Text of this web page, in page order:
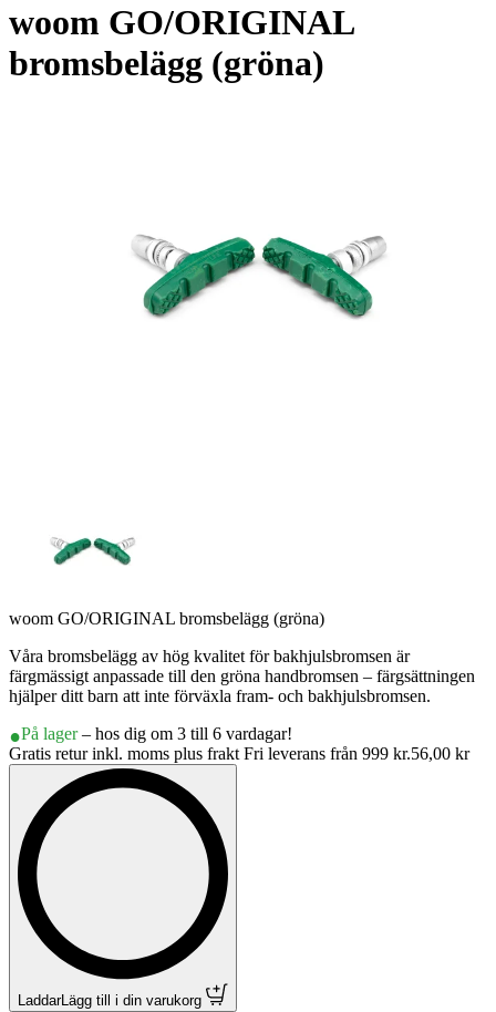
woom GO/ORIGINAL
bromsbelägg (gröna)
woom GO/ORIGINAL bromsbelägg (gröna)
Våra bromsbelägg av hög kvalitet för bakhjulsbromsen är
färgmässigt anpassade till den gröna handbromsen – färgsättningen
hjälper ditt barn att inte förväxla fram- och bakhjulsbromsen.
På lager– hos dig om 3 till 6 vardagar!
Gratis retur inkl. moms plus frakt Fri leverans från 999 kr.56,00 kr
Laddar Lägg till i din varukorg